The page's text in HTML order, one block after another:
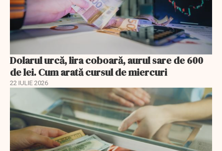
Dolarul urcă, lira coboară, aurul sare de 600
de lei. Cum arată cursul de miercuri
22 IULIE 2026